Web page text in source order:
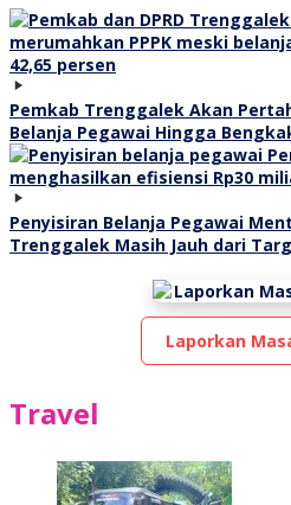
Pemkab Trenggalek Akan
Belanja Pegawai Hingga
Penyisiran Belanja Pegawai
Trenggalek Masih Jauh dari
Laporkan
Travel